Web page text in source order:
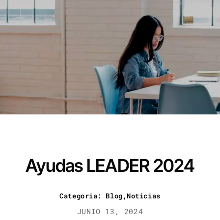
Ayudas LEADER 2024
Categoria: Blog,Noticias
JUNIO 13, 2024